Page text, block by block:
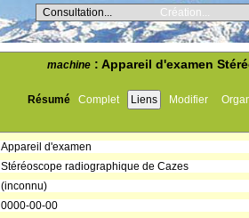
Consultation... Création...
machine : Appareil d'examen
Résumé Complet Liens Modifier
Appareil d'examen
Stéréoscope radiographique de Cazes
(inconnu)
0000-00-00